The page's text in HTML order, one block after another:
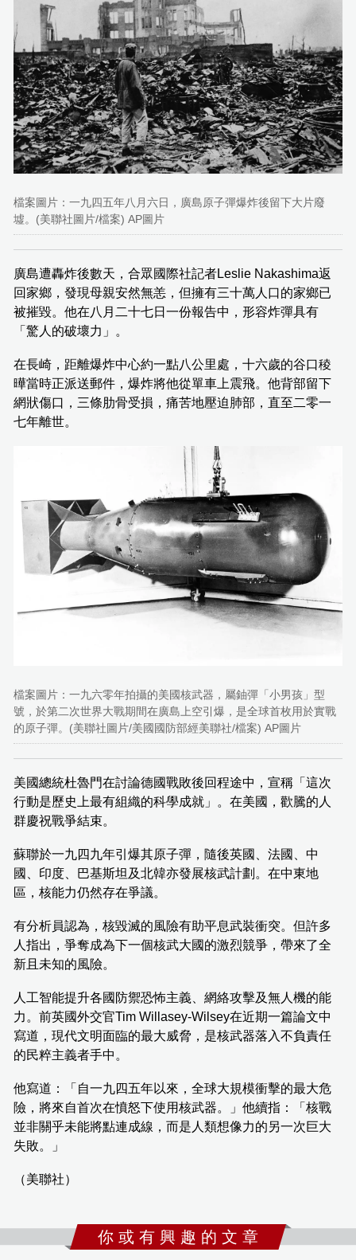
檔案圖片：一九四五年八月六日，廣島原子彈爆炸後留下大片廢
墟。(美聯社圖片/檔案) AP圖片
廣島遭轟炸後數天，合眾國際社記者Leslie Nakashima返
回家鄉，發現母親安然無恙，但擁有三十萬人口的家鄉已
被摧毀。他在八月二十七日一份報告中，形容炸彈具有
「驚人的破壞力」。
在長崎，距離爆炸中心約一點八公里處，十六歲的谷口稜
曄當時正派送郵件，爆炸將他從單車上震飛。他背部留下
網狀傷口，三條肋骨受損，痛苦地壓迫肺部，直至二零一
七年離世。
檔案圖片：一九六零年拍攝的美國核武器，屬鈾彈「小男孩」型
號，於第二次世界大戰期間在廣島上空引爆，是全球首枚用於實戰
的原子彈。(美聯社圖片/美國國防部經美聯社/檔案) AP圖片
美國總統杜魯門在討論德國戰敗後回程途中，宣稱「這次
行動是歷史上最有組織的科學成就」。在美國，歡騰的人
群慶祝戰爭結束。
蘇聯於一九四九年引爆其原子彈，隨後英國、法國、中
國、印度、巴基斯坦及北韓亦發展核武計劃。在中東地
區，核能力仍然存在爭議。
有分析員認為，核毀滅的風險有助平息武裝衝突。但許多
人指出，爭奪成為下一個核武大國的激烈競爭，帶來了全
新且未知的風險。
人工智能提升各國防禦恐怖主義、網絡攻擊及無人機的能
力。前英國外交官Tim Willasey-Wilsey在近期一篇論文中
寫道，現代文明面臨的最大威脅，是核武器落入不負責任
的民粹主義者手中。
他寫道：「自一九四五年以來，全球大規模衝擊的最大危
險，將來自首次在憤怒下使用核武器。」他續指：「核戰
並非關乎未能將點連成線，而是人類想像力的另一次巨大
失敗。」
（美聯社）
你 或 有 興 趣 的 文 章